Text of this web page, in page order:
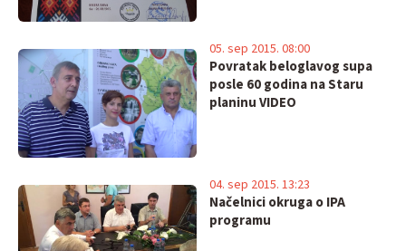
Povratak beloglavog supa
posle 60 godina na Staru
planinu VIDEO
05. sep 2015. 08:00
Načelnici okruga o IPA
programu
04. sep 2015. 13:23